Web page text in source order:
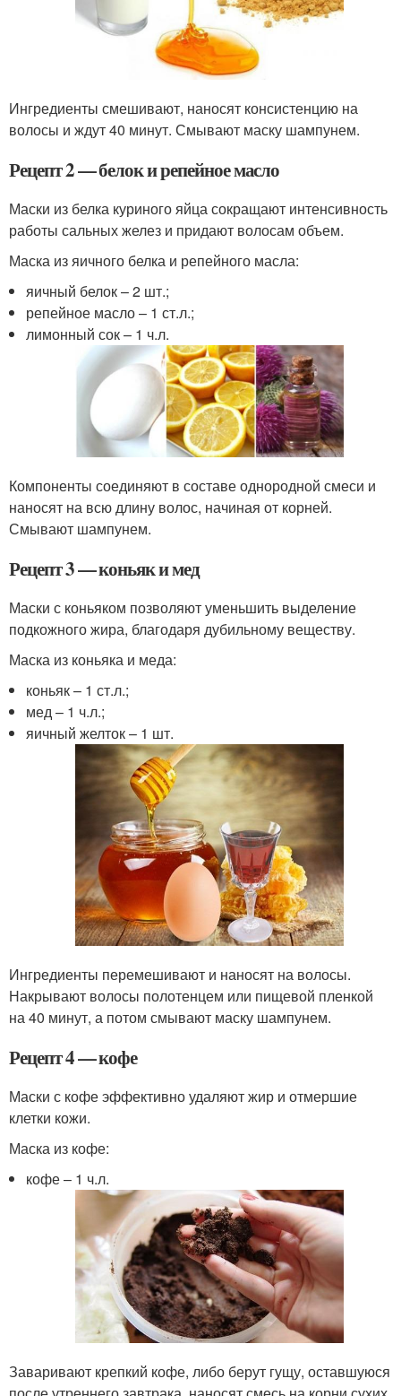
Ингредиенты смешивают, наносят консистенцию на
волосы и ждут 40 минут. Смывают маску шампунем.
Рецепт 2 — белок и репейное масло
Маски из белка куриного яйца сокращают интенсивность
работы сальных желез и придают волосам объем.
Маска из яичного белка и репейного масла:
яичный белок – 2 шт.;
репейное масло – 1 ст.л.;
лимонный сок – 1 ч.л.
Компоненты соединяют в составе однородной смеси и
наносят на всю длину волос, начиная от корней.
Смывают шампунем.
Рецепт 3 — коньяк и мед
Маски с коньяком позволяют уменьшить выделение
подкожного жира, благодаря дубильному веществу.
Маска из коньяка и меда:
коньяк – 1 ст.л.;
мед – 1 ч.л.;
яичный желток – 1 шт.
Ингредиенты перемешивают и наносят на волосы.
Накрывают волосы полотенцем или пищевой пленкой
на 40 минут, а потом смывают маску шампунем.
Рецепт 4 — кофе
Маски с кофе эффективно удаляют жир и отмершие
клетки кожи.
Маска из кофе:
кофе – 1 ч.л.
Заваривают крепкий кофе, либо берут гущу, оставшуюся